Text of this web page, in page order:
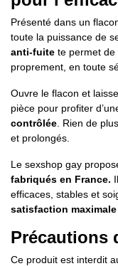
Présenté dans un
toute la puissance de
anti-fuite te permet de
proprement, en toute
Ouvre le flacon et
pièce pour profiter
contrôlée . Rien de
et prolongés.
Le sexshop gay
fabriqués en France.
efficaces, stables et
satisfaction maximale
Précautions
Ce produit est interdit